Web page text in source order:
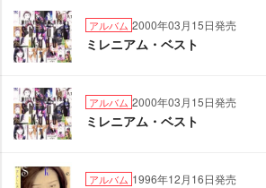
アルバム 2000年03月15日発売
ミレニアム・ベスト
アルバム 2000年03月15日発売
ミレニアム・ベスト
アルバム 1996年12月16日発売